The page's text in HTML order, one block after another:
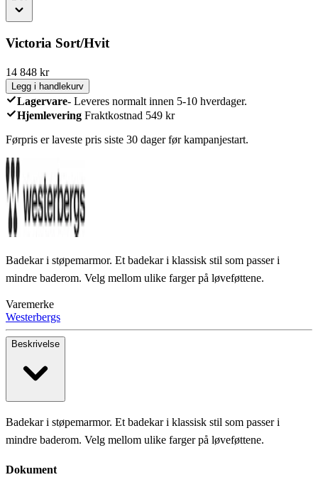
Victoria Sort/Hvit
14 848 kr
Legg i handlekurv
Lagervare- Leveres normalt innen 5-10 hverdager.
Hjemlevering Fraktkostnad 549 kr
Førpris er laveste pris siste 30 dager før kampanjestart.
Badekar i støpemarmor. Et badekar i klassisk stil som passer i
mindre baderom. Velg mellom ulike farger på løveføttene.
Varemerke
Westerbergs
Beskrivelse
Badekar i støpemarmor. Et badekar i klassisk stil som passer i
mindre baderom. Velg mellom ulike farger på løveføttene.
Dokument